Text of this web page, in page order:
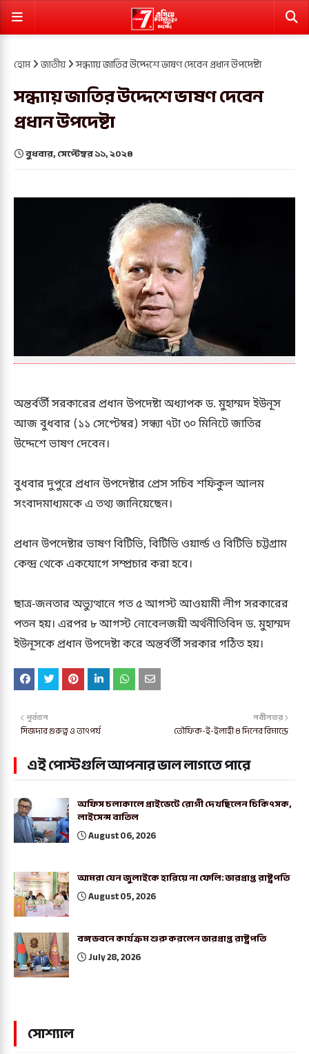
হোম জাতীয় সন্ধ্যায় জাতির উদ্দেশে ভাষণ দেবেন প্রধান উপদেষ্টা
সন্ধ্যায় জাতির উদ্দেশে ভাষণ দেবেন
প্রধান উপদেষ্টা
বুধবার, সেপ্টেম্বর ১১, ২০২৪
অন্তর্বর্তী সরকারের প্রধান উপদেষ্টা অধ্যাপক ড. মুহাম্মদ ইউনূস
আজ বুধবার (১১ সেপ্টেম্বর) সন্ধ্যা ৭টা ৩০ মিনিটে জাতির
উদ্দেশে ভাষণ দেবেন।
বুধবার দুপুরে প্রধান উপদেষ্টার প্রেস সচিব শফিকুল আলম
সংবাদমাধ্যমকে এ তথ্য জানিয়েছেন।
প্রধান উপদেষ্টার ভাষণ বিটিভি, বিটিভি ওয়ার্ল্ড ও বিটিভি চট্টগ্রাম
কেন্দ্র থেকে একযোগে সম্প্রচার করা হবে।
ছাত্র-জনতার অভ্যুত্থানে গত ৫ আগস্ট আওয়ামী লীগ সরকারের
পতন হয়। এরপর ৮ আগস্ট নোবেলজয়ী অর্থনীতিবিদ ড. মুহাম্মদ
ইউনূসকে প্রধান উপদেষ্টা করে অন্তর্বর্তী সরকার গঠিত হয়।
নবীনতর
তৌফিক-ই-ইলাহী ৪ দিনের রিমান্ডে
পূর্বতন
সিজদার গুরুত্ব ও তাৎপর্য
এই পোস্টগুলি আপনার ভাল লাগতে পারে
অফিস চলাকালে প্রাইভেটে রোগী দেখছিলেন চিকিৎসক,
লাইসেন্স বাতিল
August 06, 2026
আমরা যেন জুলাইকে হারিয়ে না ফেলি: ভারপ্রাপ্ত রাষ্ট্রপতি
August 05, 2026
বঙ্গভবনে কার্যক্রম শুরু করলেন ভারপ্রাপ্ত রাষ্ট্রপতি
July 28, 2026
সোশ্যাল